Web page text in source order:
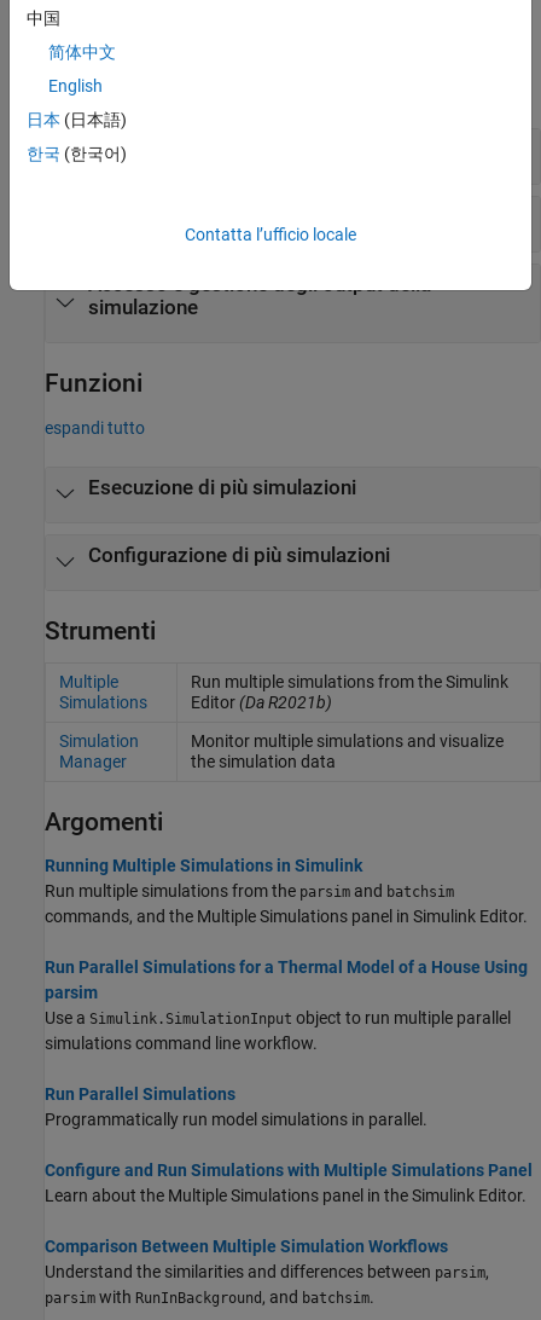
Oggetti
espandi tutto
Esecuzione di più simulazioni su larga scala
Accesso e gestione degli output della
simulazione
Funzioni
espandi tutto
Esecuzione di più simulazioni
Configurazione di più simulazioni
Strumenti
Multiple
Simulations
Run multiple simulations from theSimulink
Editor(Da R2021b)
Simulation
Manager
Monitor multiple simulations and visualize
the simulation data
Argomenti
Running Multiple Simulations in Simulink
Run multiple simulations from the parsim and batchsim
commands, and the Multiple Simulations panel in Simulink Editor.
Run Parallel Simulations for a Thermal Model of a House Using
parsim
Use a Simulink.SimulationInput object to run multiple parallel
simulations command line workflow.
Run Parallel Simulations
Programmatically run model simulations in parallel.
Configure and Run Simulations with Multiple Simulations Panel
Learn about the Multiple Simulations panel in the Simulink Editor.
Comparison Between Multiple Simulation Workflows
Understand the similarities and differences between parsim,
parsim with RunInBackground , and batchsim.
中国
简体中文
English
日本 (日本語)
한국 (한국어)
Contatta l’ufficio locale